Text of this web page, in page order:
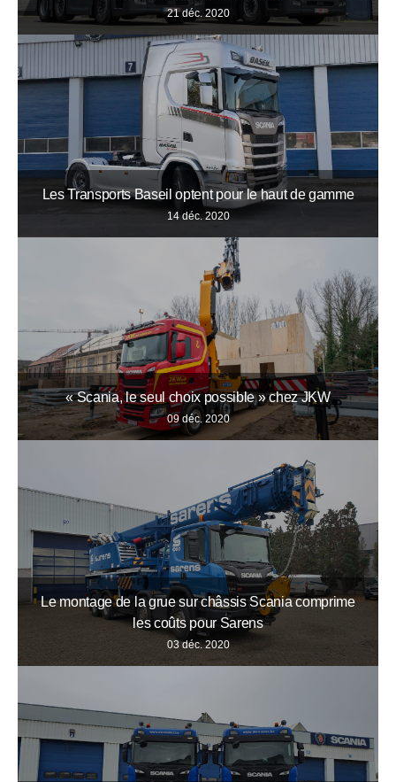
21 déc. 2020
Les Transports Baseil optent pour le haut de gamme
14 déc. 2020
« Scania, le seul choix possible » chez JKW
09 déc. 2020
Le montage de la grue sur châssis Scania comprime
les coûts pour Sarens
03 déc. 2020